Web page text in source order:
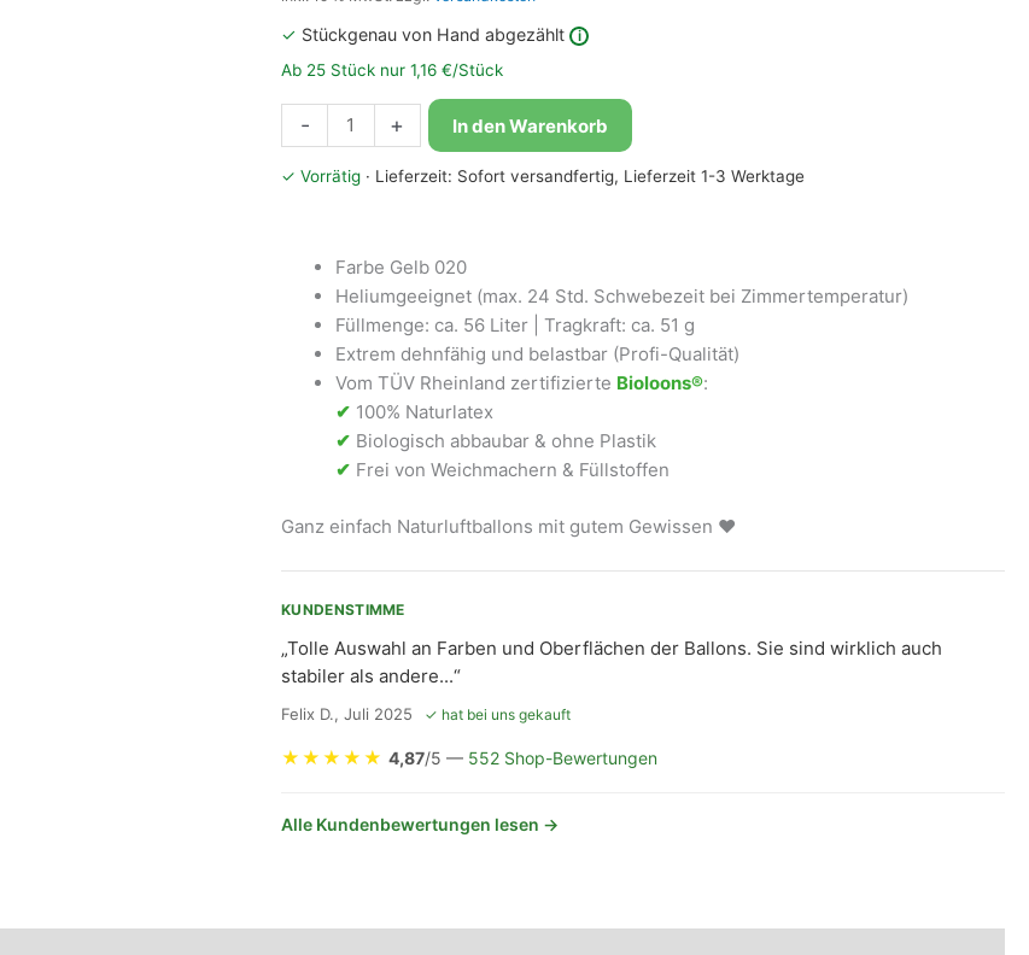
✓ Stückgenau von Hand abgezählt i
Ab 25 Stück nur 1,16 €/Stück
-
Bioloons®
Luftballon
45cm
+ In den Warenkorb
✓ Vorrätig · Lieferzeit: Sofort versandfertig, Lieferzeit 1-3 Werktage
Farbe Gelb 020
Heliumgeeignet (max. 24 Std. Schwebezeit bei Zimmertemperatur)
Füllmenge: ca. 56 Liter | Tragkraft: ca. 51 g
Extrem dehnfähig und belastbar (Profi-Qualität)
Vom TÜV Rheinland zertifizierte Bioloons®:
✔ 100% Naturlatex
✔ Biologisch abbaubar & ohne Plastik
✔ Frei von Weichmachern & Füllstoffen
Ganz einfach Naturluftballons mit gutem Gewissen ❤
KUNDENSTIMME
„Tolle Auswahl an Farben und Oberflächen der Ballons. Sie sind wirklich auch
stabiler als andere...“
Felix D., Juli 2025 ✓ hat bei uns gekauft
★ ★ ★ ★ ★ 4,87/5 — 552 Shop-Bewertungen
Alle Kundenbewertungen lesen →